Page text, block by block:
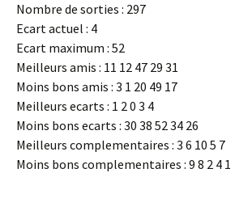
Nombre de sorties : 297
Ecart actuel : 4
Ecart maximum : 52
Meilleurs amis : 11 12 47 29 31
Moins bons amis : 3 1 20 49 17
Meilleurs ecarts : 1 2 0 3 4
Moins bons ecarts : 30 38 52 34 26
Meilleurs complementaires : 3 6 10 5 7
Moins bons complementaires : 9 8 2 4 1